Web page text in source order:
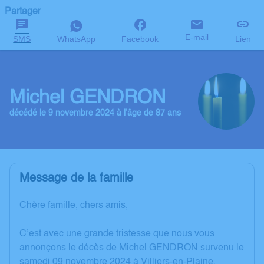
Partager
SMS WhatsApp Facebook E-mail Lien
Michel GENDRON
décédé le 9 novembre 2024 à l'âge de 87 ans
Message de la famille
Chère famille, chers amis,
C’est avec une grande tristesse que nous vous
annonçons le décès de Michel GENDRON survenu le